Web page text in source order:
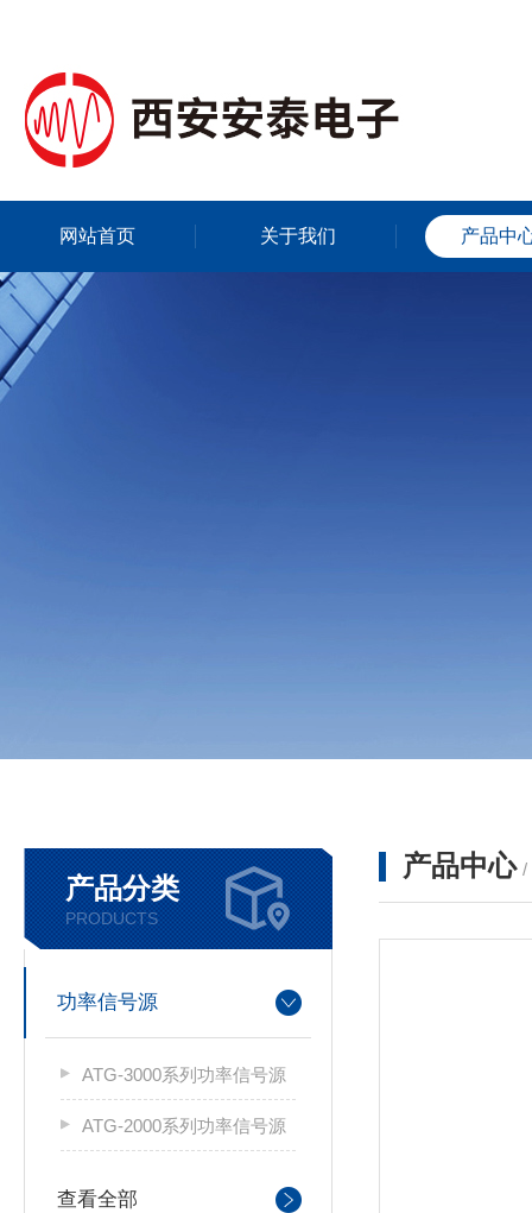
网站首页 关于我们 产品中
产品分类
PRODUCTS
功率信号源
ATG-3000系列功率信号源
ATG-2000系列功率信号源
查看全部
产品中心 /